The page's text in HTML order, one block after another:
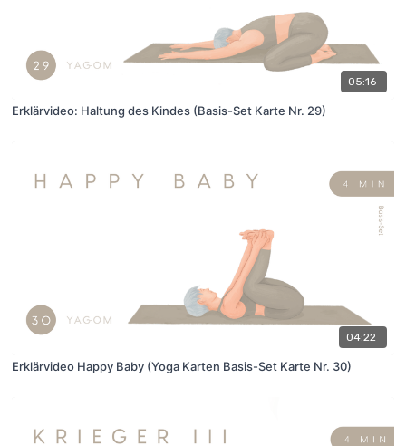
05:16
Erklärvideo: Haltung des Kindes (Basis-Set Karte Nr. 29)
04:22
Erklärvideo Happy Baby (Yoga Karten Basis-Set Karte Nr. 30)